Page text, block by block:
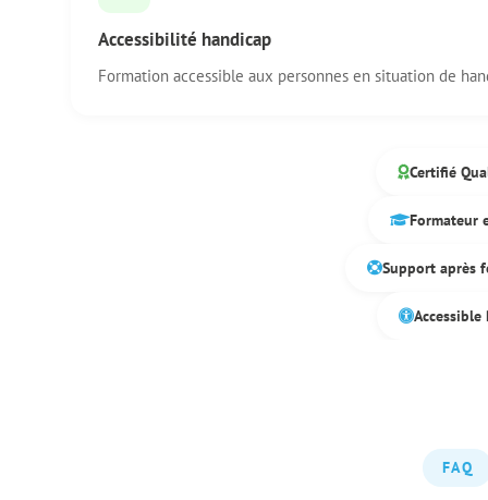
Accessibilité handicap
Formation accessible aux personnes en situation de
Certifié
Formateur
Support après
Accessible
FAQ